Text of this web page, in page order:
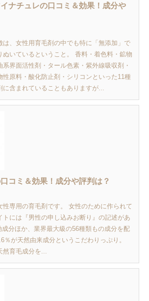
ナチュレの口コミ＆効果！成分や
は、女性用育毛剤の中でも特に「無添加」で
ぬいているということ。 香料・着色料・鉱物
界面活性剤・タール色素・紫外線吸収剤・
性原料・酸化防止剤・シリコンといった11種
含まれていることもありますが...
コミ＆効果！成分や評判は？
性専用の育毛剤です。 女性のために作られて
トには『男性の申し込みお断り』の記述があ
分ほか、業界最大級の56種類もの成分を配
％が天然由来成分というこだわりっぷり。
育毛成分を...